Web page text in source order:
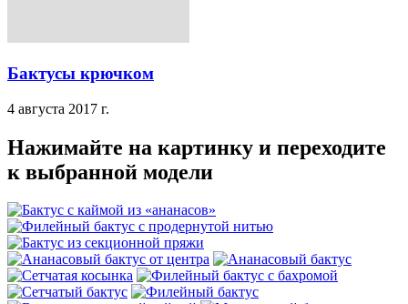
Бактусы крючком
4 августа 2017 г.
Нажимайте на картинку и переходите
к выбранной модели